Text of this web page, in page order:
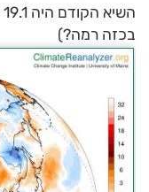
בכזה רמה?)